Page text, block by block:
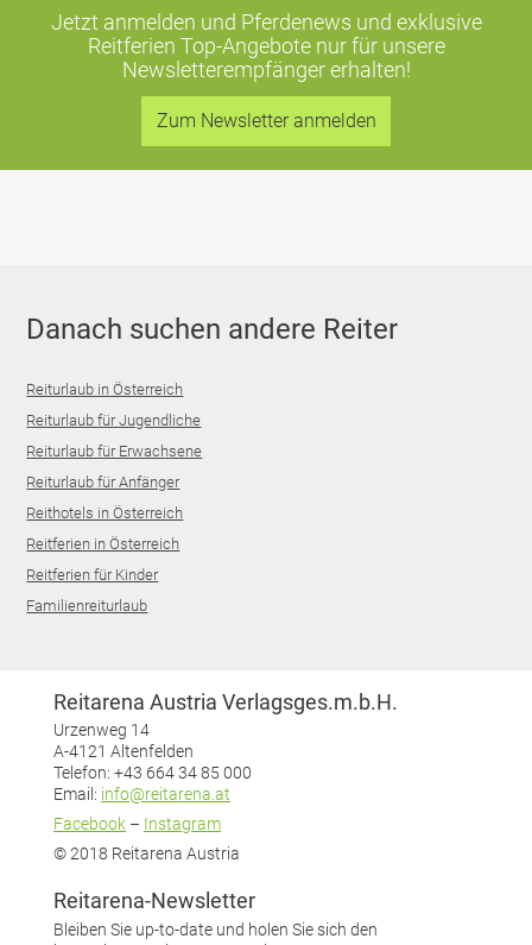
Jetzt anmelden und Pferdenews und exklusive
Reitferien Top-Angebotenur für unsere
Newsletterempfänger erhalten!
Zum Newsletter anmelden
Danach suchen andere Reiter
Reiturlaub in Österreich
Reiturlaub für Jugendliche
Reiturlaub für Erwachsene
Reiturlaub für Anfänger
Reithotels in Österreich
Reitferien in Österreich
Reitferien für Kinder
Familienreiturlaub
Reitarena Austria Verlagsges.m.b.H.
Urzenweg 14
A-4121 Altenfelden
Telefon: +43 664 34 85 000
Email: info@reitarena.at
Facebook – Instagram
© 2018 Reitarena Austria
Reitarena-Newsletter
Bleiben Sie up-to-date und holen Sie sich den